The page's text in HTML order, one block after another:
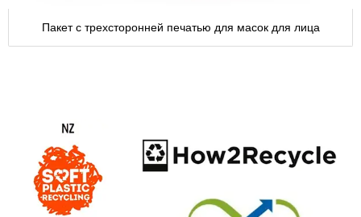
Пакет с трехсторонней печатью для масок для лица